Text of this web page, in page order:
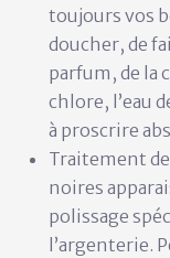
toujours vos
doucher, de
parfum, de la
chlore, l’eau
à proscrire
Traitement de
noires
polissage
l’argenterie.